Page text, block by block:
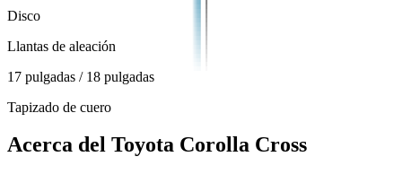
Disco
Llantas de aleación
17 pulgadas / 18 pulgadas
Tapizado de cuero
Acerca del Toyota Corolla Cross